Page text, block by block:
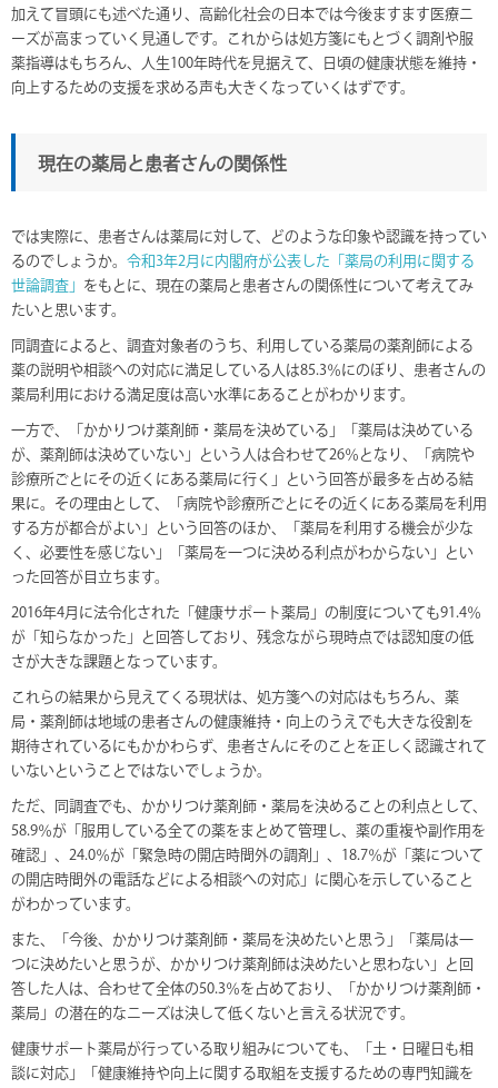
加えて冒頭にも述べた通り、高齢化社会の日本では今後ますます医療ニ
ーズが高まっていく見通しです。これからは処方箋にもとづく調剤や服
薬指導はもちろん、人生100年時代を見据えて、日頃の健康状態を維持・
向上するための支援を求める声も大きくなっていくはずです。
現在の薬局と患者さんの関係性
では実際に、患者さんは薬局に対して、どのような印象や認識を持ってい
るのでしょうか。 令和3年2月に内閣府が公表した「薬局の利用に関する
世論調査」 をもとに、現在の薬局と患者さんの関係性について考えてみ
たいと思います。
同調査によると、調査対象者のうち、利用している薬局の薬剤師による
薬の説明や相談への対応に満足している人は85.3％にのぼり、患者さんの
薬局利用における満足度は高い水準にあることがわかります。
一方で、「かかりつけ薬剤師・薬局を決めている」「薬局は決めている
が、薬剤師は決めていない」という人は合わせて26％となり、「病院や
診療所ごとにその近くにある薬局に行く」という回答が最多を占める結
果に。その理由として、「病院や診療所ごとにその近くにある薬局を利用
する方が都合がよい」という回答のほか、「薬局を利用する機会が少な
く、必要性を感じない」「薬局を一つに決める利点がわからない」とい
った回答が目立ちます。
2016年4月に法令化された「健康サポート薬局」の制度についても91.4％
が「知らなかった」と回答しており、残念ながら現時点では認知度の低
さが大きな課題となっています。
これらの結果から見えてくる現状は、処方箋への対応はもちろん、薬
局・薬剤師は地域の患者さんの健康維持・向上のうえでも大きな役割を
期待されているにもかかわらず、患者さんにそのことを正しく認識されて
いないということではないでしょうか。
ただ、同調査でも、かかりつけ薬剤師・薬局を決めることの利点として、
58.9％が「服用している全ての薬をまとめて管理し、薬の重複や副作用を
確認」、24.0％が「緊急時の開店時間外の調剤」、18.7％が「薬について
の開店時間外の電話などによる相談への対応」に関心を示していること
がわかっています。
また、「今後、かかりつけ薬剤師・薬局を決めたいと思う」「薬局は一
つに決めたいと思うが、かかりつけ薬剤師は決めたいと思わない」と回
答した人は、合わせて全体の50.3％を占めており、「かかりつけ薬剤師・
薬局」の潜在的なニーズは決して低くないと言える状況です。
健康サポート薬局が行っている取り組みについても、「土・日曜日も相
談に対応」「健康維持や向上に関する取組を支援するための専門知識を